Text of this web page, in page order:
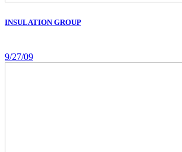
INSULATION GROUP
9/27/09